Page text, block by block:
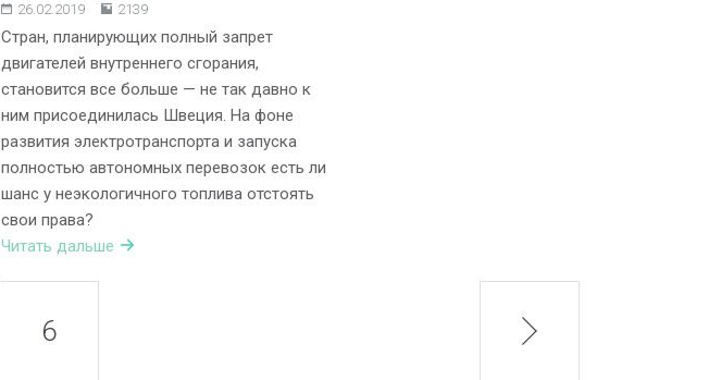
26.02.2019 2139
Стран, планирующих полный запрет
двигателей внутреннего сгорания,
становится все больше — не так давно к
ним присоединилась Швеция. На фоне
развития электротранспорта и запуска
полностью автономных перевозок есть ли
шанс у неэкологичного топлива отстоять
свои права?
Читать дальше
6 next